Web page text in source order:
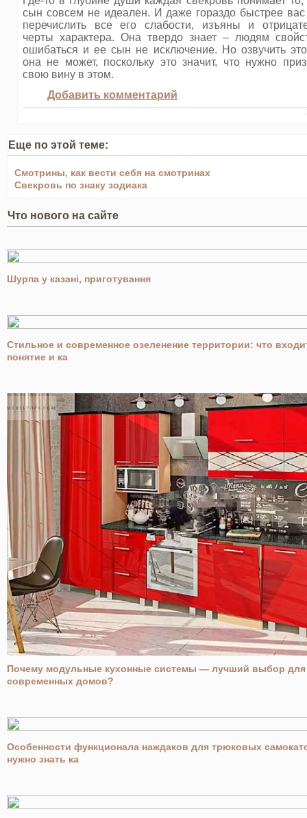
сын совсем не идеален. И даже гораздо быстрее
перечислить все его слабости, изъяны и
черты характера. Она твердо знает – людям
ошибаться и ее сын не исключение. Но озвучить
она не может, поскольку это значит, что нужно
свою вину в этом.
Добавить комментарий
Еще по этой теме:
Смотрины, как вести себя на смотринах
Свекровь по знаку зодиака
Что нового на сайте
Шурпа у казані, приготування
Стильное и современное озеленение территории: что
понятие и ка
Почему модульные кухонные системы — лучший выбор для
современных домов?
Особенности функционала наждаков для трюковых
нужно знать ка